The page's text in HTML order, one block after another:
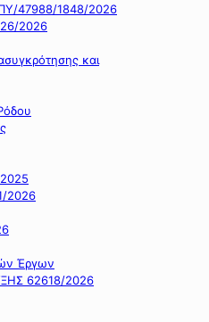
47988/1848/2026
2026
και
2026
Έργων
62618/2026